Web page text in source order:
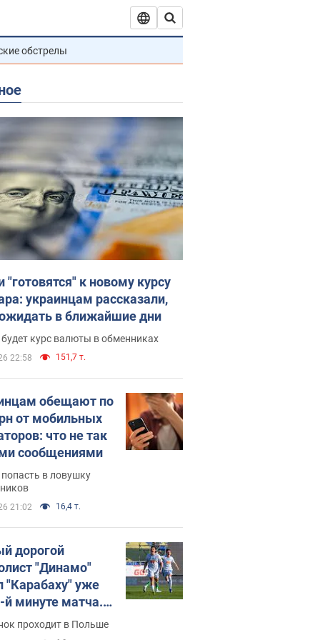
обстрелы
"готовятся" к новому курсу
украинцам рассказали,
в ближайшие дни
курс валюты в обменниках
22:58 151,7 т.
обещают по
от мобильных
что не так
сообщениями
попасть в ловушку
21:02 16,4 т.
дорогой
"Динамо"
"Карабаху" уже
й минуте матча.
проходит в Польше